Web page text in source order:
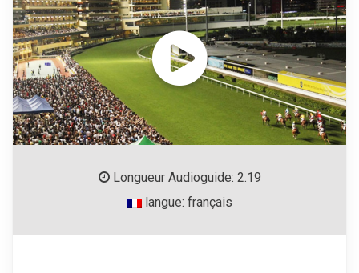
Longueur Audioguide: 2.19
langue: français